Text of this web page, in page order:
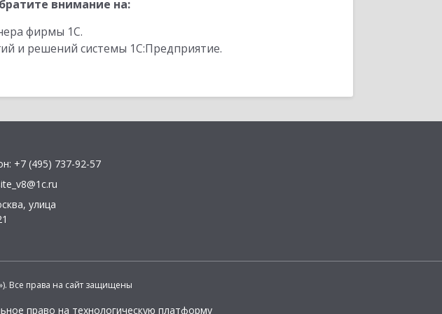
внимание на:
фирмы 1С.
и решений системы 1С:Предприятие.
+7 (495) 737-92-57
, улица
Все права на сайт защищены
право на технологическую платформу